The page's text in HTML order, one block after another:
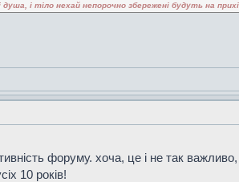
і тіло нехай непорочно збережені будуть на
форуму. хоча, це і не так
10 років!